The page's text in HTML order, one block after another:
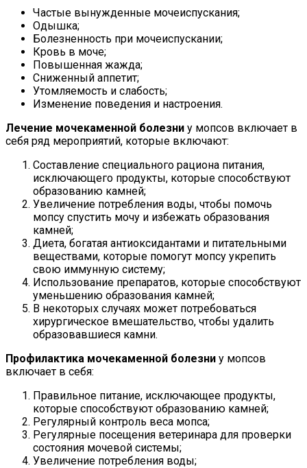
Частые вынужденные мочеиспускания;
Одышка;
Болезненность при мочеиспускании;
Кровь в моче;
Повышенная жажда;
Сниженный аппетит;
Утомляемость и слабость;
Изменение поведения и настроения.
Лечение мочекаменной болезни у мопсов включает в
себя ряд мероприятий, которые включают:
Составление специального рациона питания,
исключающего продукты, которые способствуют
образованию камней;
Увеличение потребления воды, чтобы помочь
мопсу спустить мочу и избежать образования
камней;
Диета, богатая антиоксидантами и питательными
веществами, которые помогут мопсу укрепить
свою иммунную систему;
Использование препаратов, которые способствуют
уменьшению образования камней;
В некоторых случаях может потребоваться
хирургическое вмешательство, чтобы удалить
образовавшиеся камни.
Профилактика мочекаменной болезни у мопсов
включает в себя:
Правильное питание, исключающее продукты,
которые способствуют образованию камней;
Регулярный контроль веса мопса;
Регулярные посещения ветеринара для проверки
состояния мочевой системы;
Увеличение потребления воды;